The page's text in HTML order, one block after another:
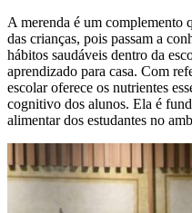
A merenda é um complemento
das crianças, pois passam a
hábitos saudáveis dentro da
aprendizado para casa. Com
escolar oferece os nutrientes
cognitivo dos alunos. Ela é
alimentar dos estudantes no